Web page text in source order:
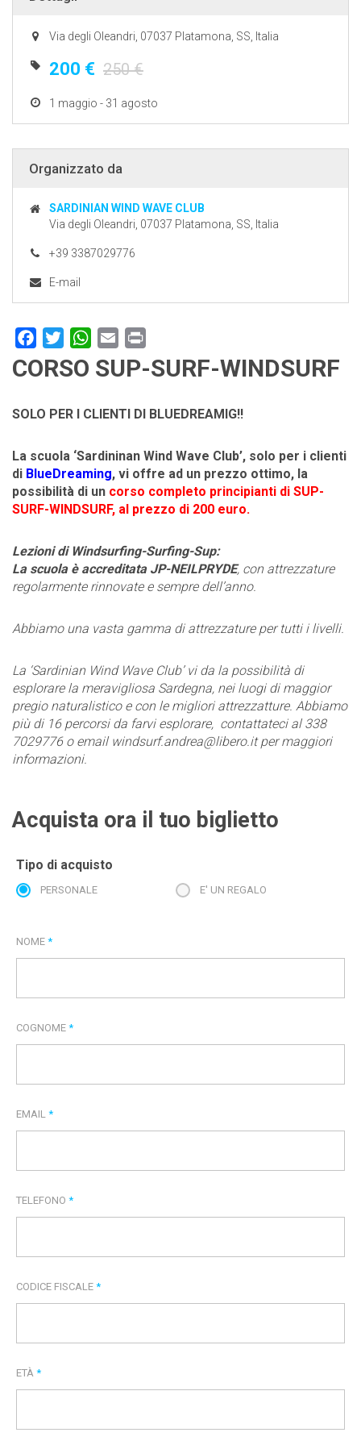
Via degli Oleandri, 07037 Platamona, SS, Italia
200 € 250 €
1 maggio - 31 agosto
Organizzato da
SARDINIAN WIND WAVE CLUB
Via degli Oleandri, 07037 Platamona, SS, Italia
+39 3387029776
E-mail
FacebookTwitterWhatsApp
Email
CORSO SUP-SURF-WINDSURF
SOLO PER I CLIENTI DI BLUEDREAMIG!!
La scuola ‘Sardininan Wind Wave Club’, solo per i clienti
di BlueDreaming, vi offre ad un prezzo ottimo, la
possibilità di un corso completo principianti di SUP-
SURF-WINDSURF, al prezzo di 200 euro.
Lezioni di Windsurfing-Surfing-Sup:
La scuola è accreditata JP-NEILPRYDE, con attrezzature
regolarmente rinnovate e sempre dell’anno.
Abbiamo una vasta gamma di attrezzature per tutti i livelli.
La ‘Sardinian Wind Wave Club’ vi da la possibilità di
esplorare la meravigliosa Sardegna, nei luogi di maggior
pregio naturalistico e con le migliori attrezzatture. Abbiamo
più di 16 percorsi da farvi esplorare, contattateci al 338
7029776 o email windsurf.andrea@libero.it per maggiori
informazioni.
Acquista ora il tuo biglietto
Tipo di acquisto
PERSONALE E' UN REGALO
NOME *
COGNOME *
EMAIL *
TELEFONO *
CODICE FISCALE *
ETÀ *